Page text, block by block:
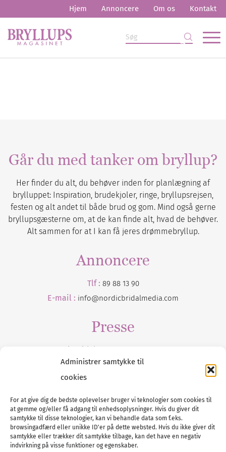
Administrer samtykke til
cookies
For at give dig de bedste oplevelser bruger vi teknologier som cookies til
at gemme og/eller få adgang til enhedsoplysninger. Hvis du giver dit
samtykke til disse teknologier, kan vi behandle data som f.eks.
browsingadfærd eller unikke ID'er på dette websted. Hvis du ikke giver dit
samtykke eller trækker dit samtykke tilbage, kan det have en negativ
indvirkning på visse funktioner og egenskaber.
Hjem Annoncere Om os Kontakt
Går du med tanker om bryllup?
Her finder du alt, du behøver inden for planlægning af
brylluppet: Inspiration, brudekjoler, ringe, bryllupsrejsen,
festen og alt andet til både brud og gom. Mind også gerne
bryllupsgæsterne om, at de kan finde alt, hvad de behøver.
Alt sammen for at I kan få jeres drømmebryllup.
Annoncere
Tlf : 89 88 13 90
E-mail : info@nordicbridalmedia.com
Presse
Tilmeld dig vores
Tel :89 88 13 90
E-post:info@nordicbridalmedia.com
Nordic Bridal Media